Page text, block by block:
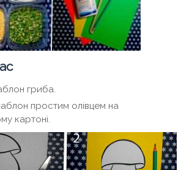
гриба.
простим олівцем на
картоні.